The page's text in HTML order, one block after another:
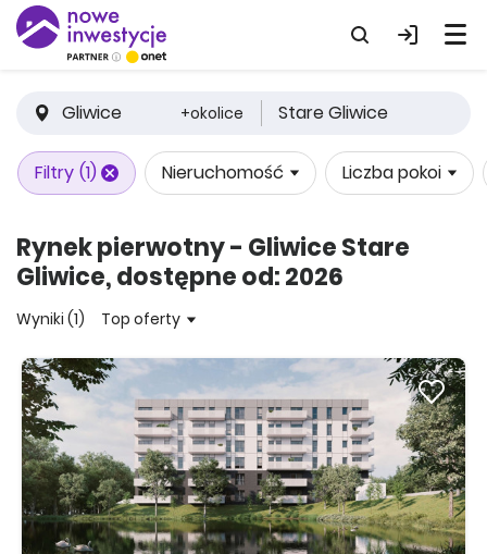
Gliwice +okolice Stare Gliwice
Filtry (1) Nieruchomość Liczba pokoi
Rynek pierwotny - Gliwice Stare
Gliwice, dostępne od: 2026
Wyniki (1) Top oferty